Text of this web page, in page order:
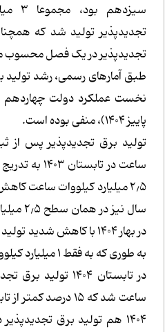
تجدیدپذیر تولید شد که
تجدیدپذیر در یک فصل
پاییز ۱۴۰۴)، منفی بوده است.
۲٫۵ میلیارد کیلووات ساعت
سال
در بهار ۱۴۰۴ با کاهش
به طوری که به فقط 1 میلیارد کیلووات ساعت رسید.